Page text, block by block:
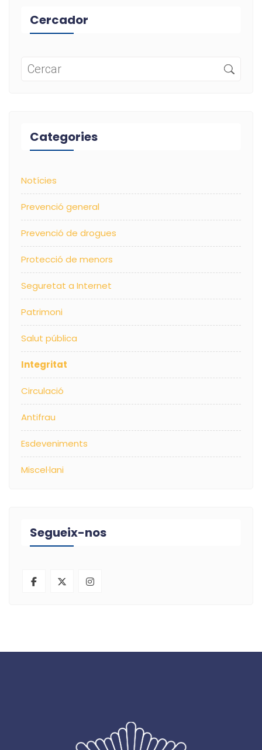
Cercador
Categories
Notícies
Prevenció general
Prevenció de drogues
Protecció de menors
Seguretat a Internet
Patrimoni
Salut pública
Integritat
Circulació
Antifrau
Esdeveniments
Miscel·lani
Segueix-nos